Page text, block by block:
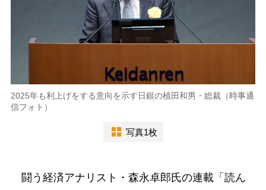
2025年も利上げをする意向を示す日銀の植田和男・総裁（時事通
信フォト）
写真1枚
闘う経済アナリスト・森永卓郎氏の連載「読ん